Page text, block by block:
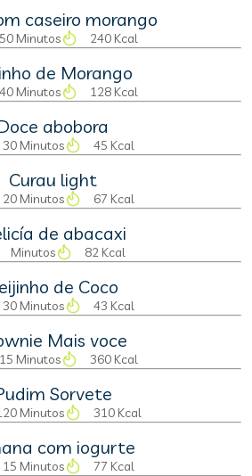
caseiro morango
50 Minutos 240 Kcal
de Morango
40 Minutos 128 Kcal
abobora
30 Minutos 45 Kcal
Curau light
20 Minutos 67 Kcal
de abacaxi
Minutos 82 Kcal
de Coco
30 Minutos 43 Kcal
Mais voce
15 Minutos 360 Kcal
Sorvete
Minutos 310 Kcal
com iogurte
15 Minutos 77 Kcal